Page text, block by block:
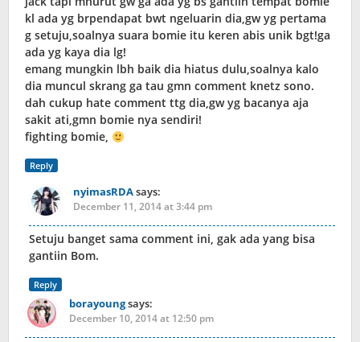
kl ada yg brpendapat bwt ngeluarin dia,gw yg pertama
g setuju,soalnya suara bomie itu keren abis unik bgt!ga
ada yg kaya dia lg!
emang mungkin lbh baik dia hiatus dulu,soalnya kalo
dia muncul skrang ga tau gmn comment knetz sono.
dah cukup hate comment ttg dia,gw yg bacanya aja
sakit ati,gmn bomie nya sendiri!
fighting bomie,
Reply
nyimasRDAsays:
December 11, 2014 at 3:44 pm
Setuju banget sama comment ini, gak ada yang bisa
gantiin Bom.
Reply
borayoungsays:
December 10, 2014 at 12:50 pm